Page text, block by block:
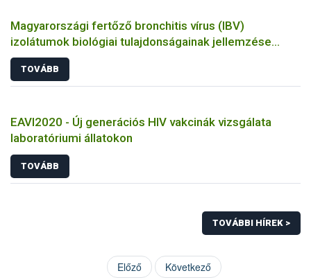
Magyarországi fertőző bronchitis vírus (IBV)
izolátumok biológiai tulajdonságainak jellemzése
állatkísérletes és molekuláris biológiai eszközökkel
TOVÁBB
EAVI2020 - Új generációs HIV vakcinák vizsgálata
laboratóriumi állatokon
TOVÁBB
TOVÁBBI HÍREK >
Előző Következő